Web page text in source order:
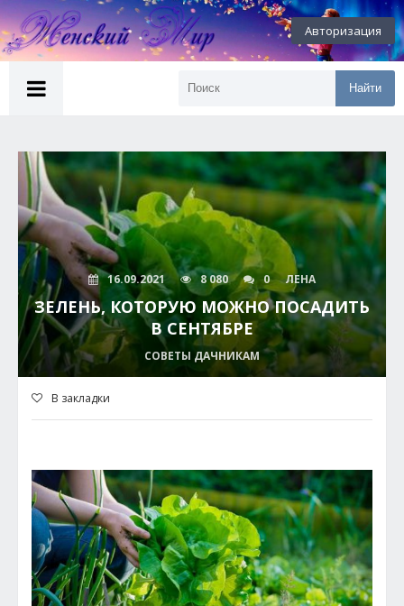
Авторизация
Найти
16.09.2021 8 080 0 ЛЕНА
ЗЕЛЕНЬ, КОТОРУЮ МОЖНО ПОСАДИТЬ
В СЕНТЯБРЕ
СОВЕТЫ ДАЧНИКАМ
В закладки